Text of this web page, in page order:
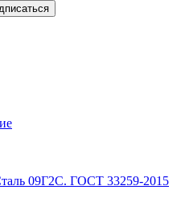
09Г2С. ГОСТ 33259-2015